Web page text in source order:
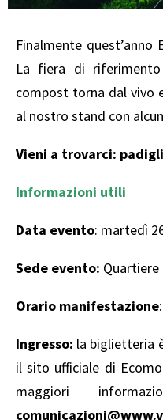
Finalmente
La fiera di
compost torna dal vivo
al nostro stand con
Vieni a trovarci:
Informazioni utili
Data evento: martedì
Sede evento:
Orario manifestazione
Ingresso: la biglietteria
il sito ufficiale di
maggiori